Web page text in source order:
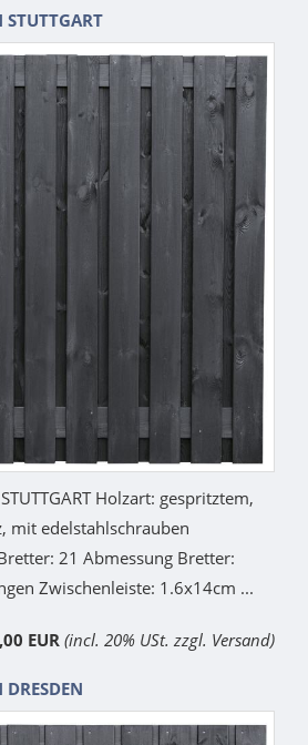
STUTTGART
Holzart: gespritztem,
mit edelstahlschrauben
21 Abmessung Bretter:
Zwischenleiste: 1.6x14cm ...
EUR (incl. 20% USt. zzgl. Versand)